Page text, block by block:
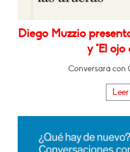
Diego Muzzio
y "El ojo
Conversará con